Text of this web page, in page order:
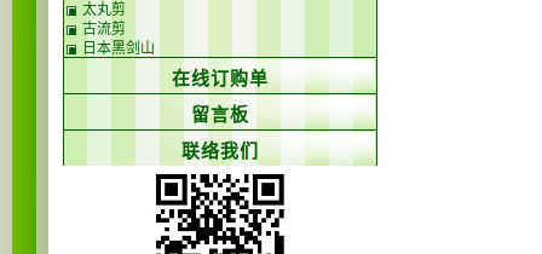
太丸剪
古流剪
日本黑剑山
在线订购单
留言板
联络我们